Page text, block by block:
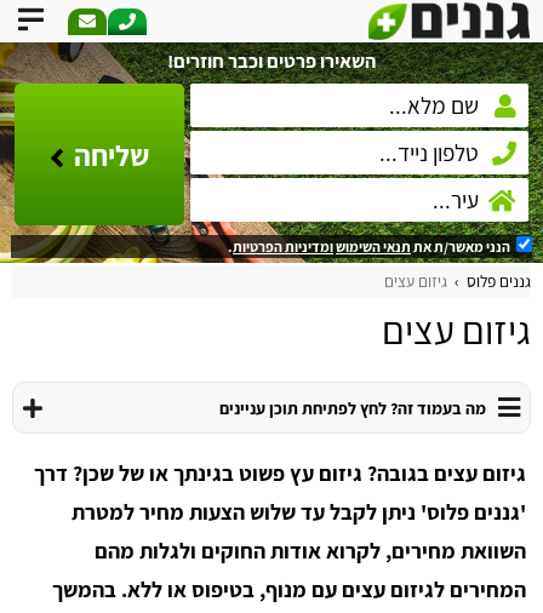
השאירו פרטים וכבר חוזרים!
שליחה
הנני מאשר/ת אתתנאי השימושומדיניות הפרטיות.
גננים פלוס גיזום עצים
גיזום עצים
מה בעמוד זה? לחץ לפתיחת תוכן עניינים
גיזום עצים בגובה? גיזום עץ פשוט בגינתך או של שכן? דרך
'גננים פלוס' ניתן לקבל עד שלוש הצעות מחיר למטרת
השוואת מחירים, לקרוא אודות החוקים ולגלות מהם
המחירים לגיזום עצים עם מנוף, בטיפוס או ללא. בהמשך